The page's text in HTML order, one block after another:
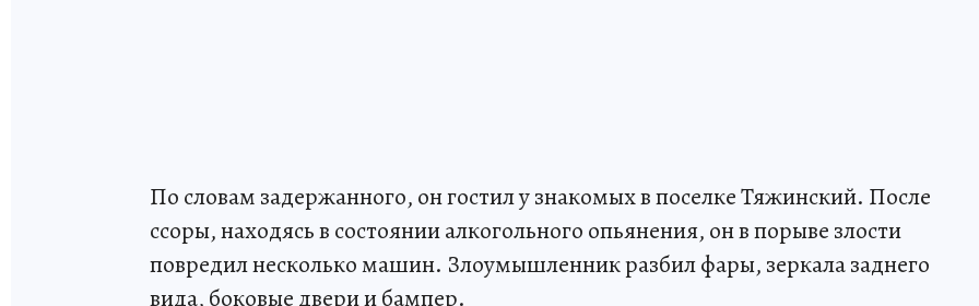
По словам задержанного, он гостил у знакомых в поселке Тяжинский. После
ссоры, находясь в состоянии алкогольного опьянения, он в порыве злости
повредил несколько машин. Злоумышленник разбил фары, зеркала заднего
вида, боковые двери и бампер.